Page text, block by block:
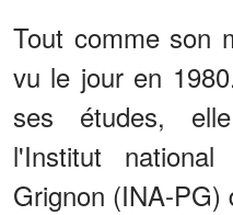
Tout comme son
vu le jour en
ses études,
l'Institut national
Grignon (INA-PG)